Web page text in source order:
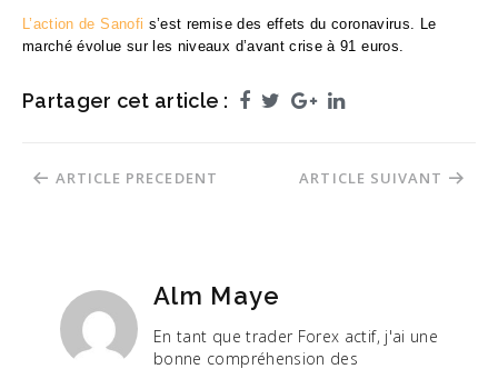
L’action de Sanofi s’est remise des effets du coronavirus. Le
marché évolue sur les niveaux d’avant crise à 91 euros.
Partager cet article : Facebook
TwitterGoogle+LinkedIn
Navigation
ARTICLE PRECEDENT ARTICLE SUIVANT
Alm Maye
En tant que trader Forex actif, j'ai une
bonne compréhension des